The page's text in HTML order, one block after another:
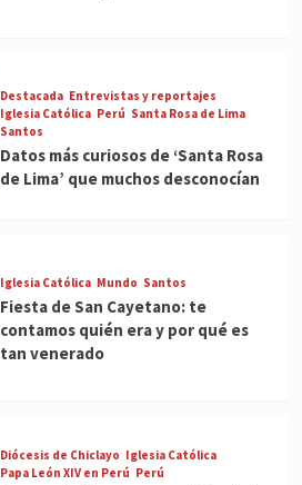
Destacada Entrevistas y reportajes
Iglesia Católica Perú Santa Rosa de Lima
Santos
Datos más curiosos de ‘Santa Rosa
de Lima’ que muchos desconocían
Iglesia Católica Mundo Santos
Fiesta de San Cayetano: te
contamos quién era y por qué es
tan venerado
Diócesis de Chiclayo Iglesia Católica
Papa León XIV en Perú Perú